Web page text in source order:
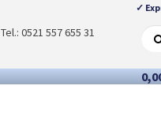
✓
0521 557 655 31